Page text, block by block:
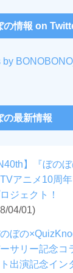
の情報 on
by
の最新情報
】『ぼの
アニメ10周
ジェクト！
04/01)
のぼの
サリー記念コ
出演記念イン